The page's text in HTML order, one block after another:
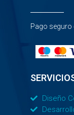
Pago seguro
Diseño